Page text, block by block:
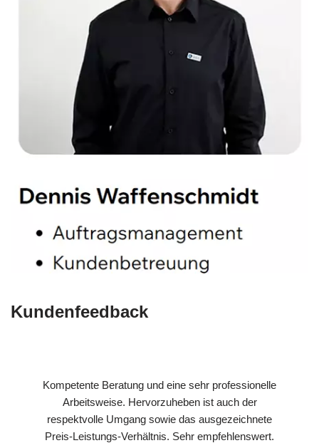
Kundenfeedback
Kompetente Beratung und eine sehr professionelle
Arbeitsweise. Hervorzuheben ist auch der
respektvolle Umgang sowie das ausgezeichnete
Preis-Leistungs-Verhältnis. Sehr empfehlenswert.